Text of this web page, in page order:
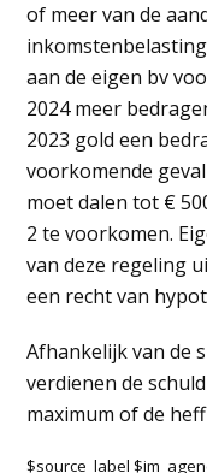
of meer van de
aan de eigen bv
2024 meer
2023 gold een
voorkomende
moet dalen tot €
2 te voorkomen.
van deze regeling
een recht van
Afhankelijk van de
verdienen de
maximum of de
$source_label